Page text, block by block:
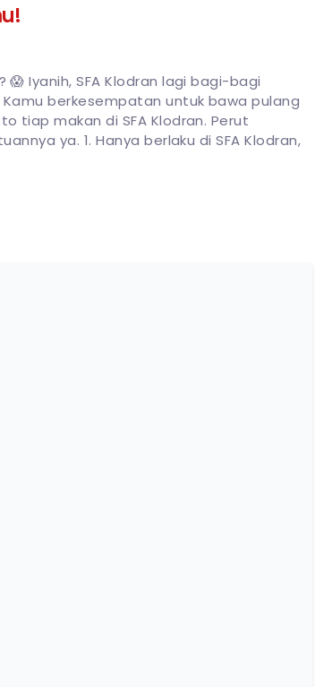
😱 Iyanih, SFA Klodran lagi bagi-bagi
berkesempatan untuk bawa pulang
tiap makan di SFA Klodran. Perut
ya. 1. Hanya berlaku di SFA Klodran,